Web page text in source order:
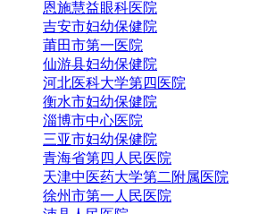
恩施慧益眼科医院
吉安市妇幼保健院
莆田市第一医院
仙游县妇幼保健院
河北医科大学第四医院
衡水市妇幼保健院
淄博市中心医院
三亚市妇幼保健院
青海省第四人民医院
天津中医药大学第二附属医院
徐州市第一人民医院